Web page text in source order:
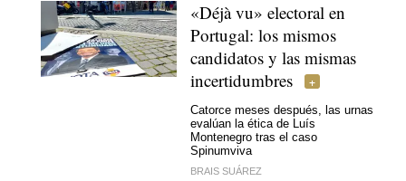
«Déjà vu» electoral en
Portugal: los mismos
candidatos y las mismas
incertidumbres
Catorce meses después, las urnas
evalúan la ética de Luís
Montenegro tras el caso
Spinumviva
BRAIS SUÁREZ